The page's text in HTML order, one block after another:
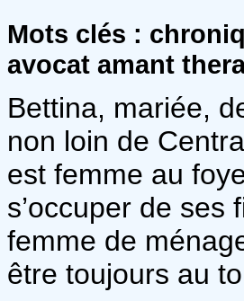
Mots clés :
avocat amant
Bettina, mariée,
non loin de
est femme au
s’occuper de ses
femme de
être toujours au